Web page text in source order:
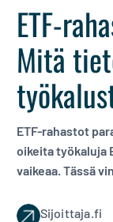
ETF-
Mitä
ETF-rahastot
oikeita työkaluja
vaikeaa. Tässä
Sijoittaja.fi